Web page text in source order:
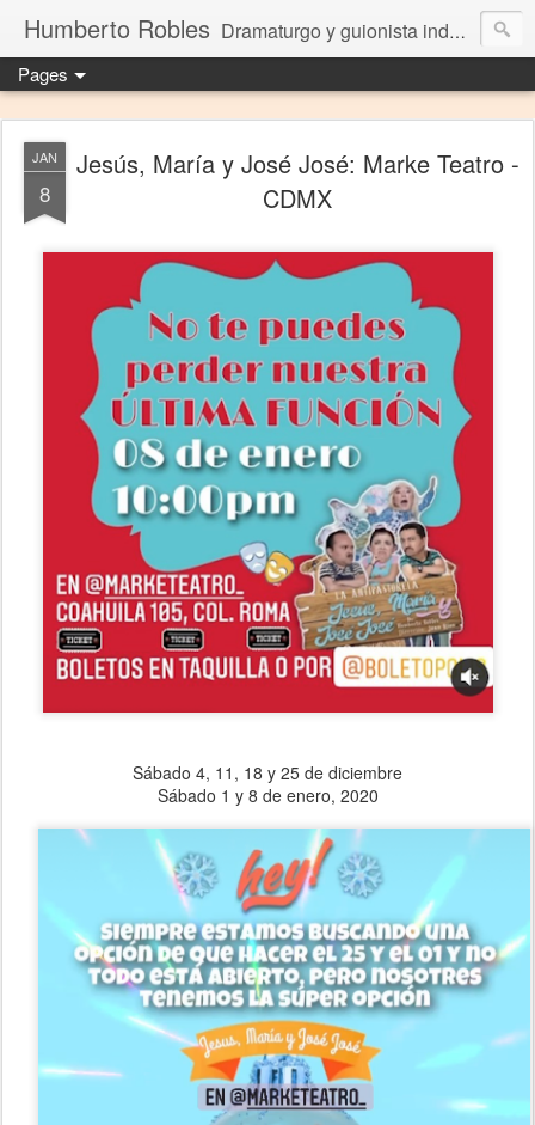
Humberto Robles Dramaturgo y guionista independiente
Pages
JAN
8
Jesús, María y José José: Marke Teatro -
CDMX
Sábado 4, 11, 18 y 25 de diciembre
Sábado 1 y 8 de enero, 2020